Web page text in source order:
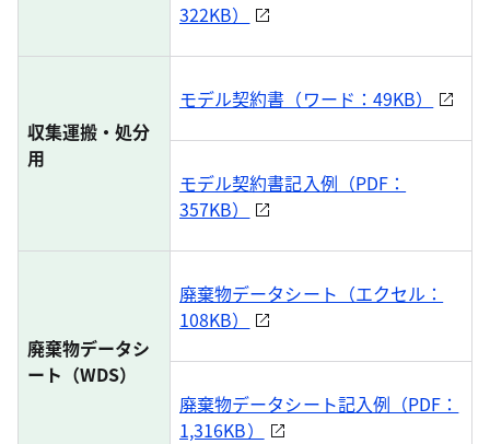
322KB）
収集運搬・処分
用
モデル契約書（ワード：49KB）
モデル契約書記入例（PDF：
357KB）
廃棄物データシ
ート（WDS）
廃棄物データシート（エクセル：
108KB）
廃棄物データシート記入例（PDF：
1,316KB）